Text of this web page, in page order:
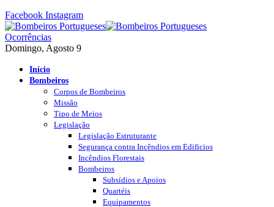
Facebook Instagram
Ocorrências
Domingo, Agosto 9
Início
Bombeiros
Corpos de Bombeiros
Missão
Tipo de Meios
Legislação
Legislação Estruturante
Segurança contra Incêndios em Edificios
Incêndios Florestais
Bombeiros
Subsídios e Apoios
Quartéis
Equipamentos